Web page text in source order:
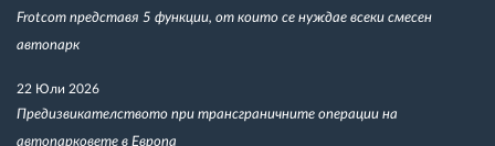
Frotcom представя 5 функции, от които се нуждае всеки смесен
автопарк
22 Юли 2026
Предизвикателството при трансграничните операции на
автопарковете в Европа